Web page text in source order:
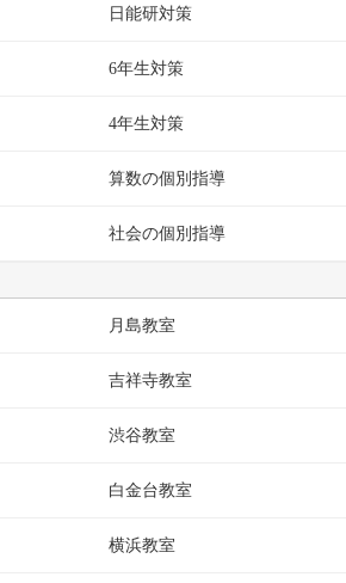
日能研対策
6年生対策
4年生対策
算数の個別指導
社会の個別指導
月島教室
吉祥寺教室
渋谷教室
白金台教室
横浜教室